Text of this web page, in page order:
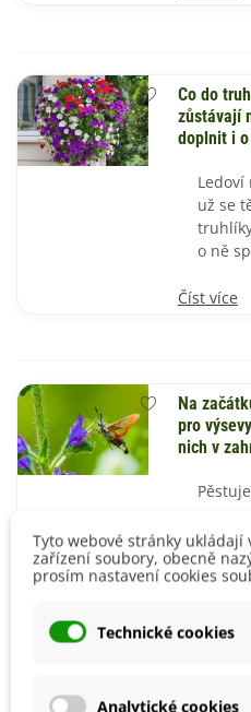
Co do
zůstávají
doplnit i
Ledoví
už se
o ně
Číst více
Na
pro
nich v
Číst více
Arónie a
Tyto webové stránky ukládají
zařízení soubory, obecně
prosím nastavení cookies
Technické cookies
Analytické cookies